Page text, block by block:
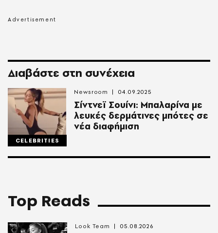
Διαβάστε στη συνέχεια
CELEBRITIES
Σίντνεϊ Σουίνι: Μπαλαρίνα με
λευκές δερμάτινες μπότες σε
νέα διαφήμιση
Newsroom 04.09.2025
Top Reads
Look Team 05.08.2026